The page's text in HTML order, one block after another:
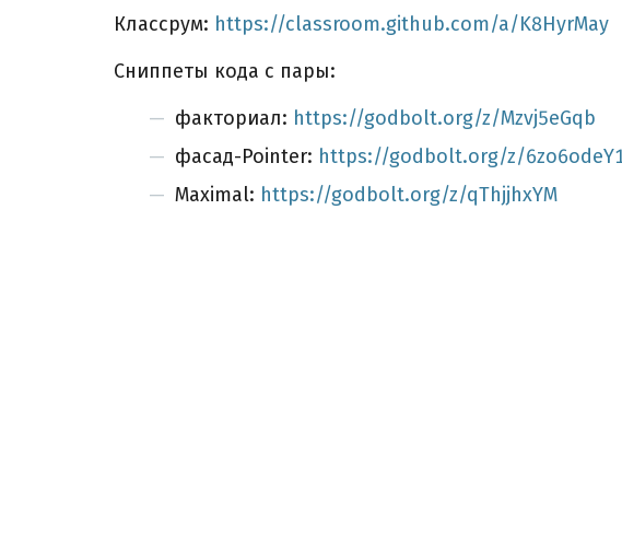
Классрум: https://classroom.github.com/a/K8HyrMay
Сниппеты кода с пары:
факториал: https://godbolt.org/z/Mzvj5eGqb
фасад-Pointer: https://godbolt.org/z/
Maximal: https://godbolt.org/z/qThjjhxYM